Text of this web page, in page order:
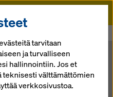
tarvitaan
ja turvalliseen
hallinnointiin. Jos et
välttämättömien
verkkosivustoa.